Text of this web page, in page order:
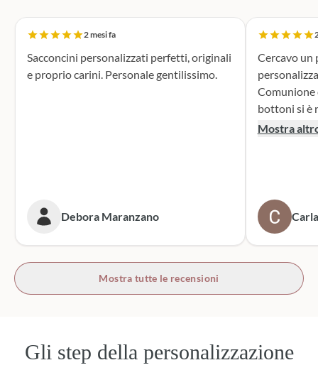
2 mesi fa
Sacconcini personalizzati perfetti, originali
e proprio carini. Personale gentilissimo.
Debora Maranzano
Cercavo
Comunione di
bottoni si è
supporto
prossime
bottoni!
Mostra
Mostra tutte le recensioni
Gli step della personalizzazione